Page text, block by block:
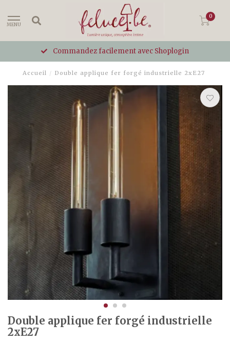
MENU
0
Commandez facilement avec Shoplogin
Accueil / Double applique fer forgé industrielle 2xE27
Double applique fer forgé industrielle
2xE27